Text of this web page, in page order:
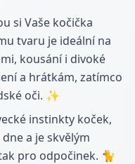
si Vaše kočička
tvaru je ideální na
kousání i divoké
a hrátkám, zatímco
oči. ✨
instinkty koček,
a je skvělým
pro odpočinek. 🐈